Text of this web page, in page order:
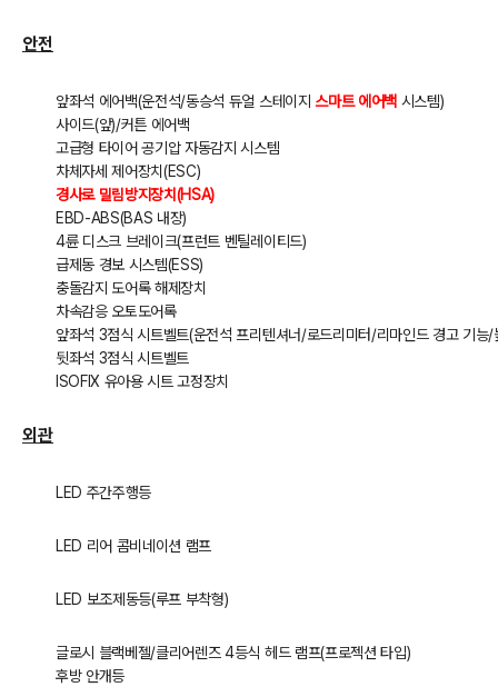
안전
앞좌석 에어백(운전석/동승석 듀얼 스테이지 스마트 에어백시스템)
사이드(앞)/커튼 에어백
고급형 타이어 공기압 자동감지 시스템
차체자세 제어장치(ESC)
경사로 밀림방지장치(HSA)
EBD-ABS(BAS 내장)
4륜 디스크 브레이크(프런트 벤틸레이티드)
급제동 경보 시스템(ESS)
충돌감지 도어록 해제장치
차속감응 오토도어록
앞좌석 3점식 시트벨트(운전석 프리텐셔너/로드리미터/리마인드 경고 기능/
뒷좌석 3점식 시트벨트
ISOFIX 유아용 시트 고정장치
외관
LED 주간주행등
LED 리어 콤비네이션 램프
LED 보조제동등(루프 부착형)
글로시 블랙베젤/클리어렌즈 4등식 헤드 램프(프로젝션 타입)
후방 안개등